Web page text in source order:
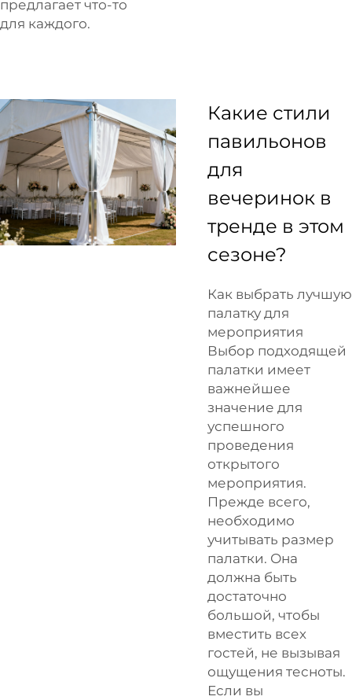
предлагает что-то
для каждого.
Какие стили
павильонов
для
вечеринок в
тренде в этом
сезоне?
Как выбрать лучшую
палатку для
мероприятия
Выбор подходящей
палатки имеет
важнейшее
значение для
успешного
проведения
открытого
мероприятия.
Прежде всего,
необходимо
учитывать размер
палатки. Она
должна быть
достаточно
большой, чтобы
вместить всех
гостей, не вызывая
ощущения тесноты.
Если вы